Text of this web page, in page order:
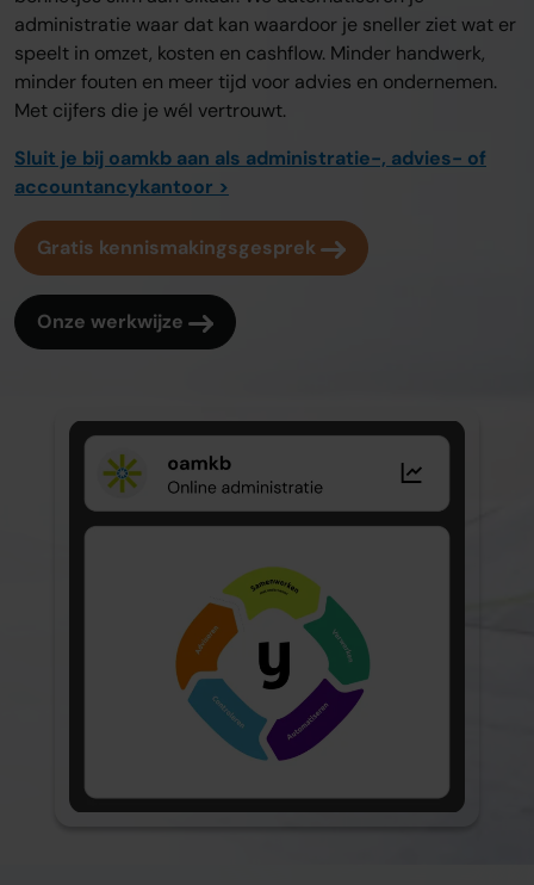
administratie waar dat kan waardoor je sneller ziet wat er
speelt in omzet, kosten en cashflow. Minder handwerk,
minder fouten en meer tijd voor advies en ondernemen.
Met cijfers die je wél vertrouwt.
Sluit je bij oamkb aan als administratie-, advies- of
accountancykantoor >
Gratis kennismakingsgesprek
Onze werkwijze